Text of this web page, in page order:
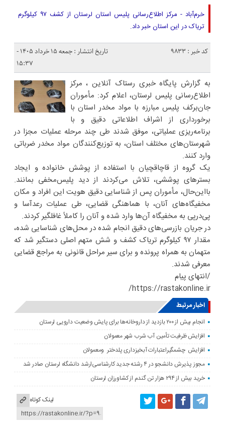
خرم‌آباد - مرکز اطلاع‌رسانی پلیس استان لرستان از کشف ۹۷ کیلوگرم
تریاک در این استان خبر داد.
کد خبر : 9833
تاریخ انتشار : جمعه ۱۵ خرداد ۱۴۰۵ -
۱۵:۳۷
به گزارش پایگاه خبری رستاک آنلاین ، مرکز
اطلاع‌رسانی پلیس لرستان، اعلام کرد: مأموران
جان‌برکف پلیس مبارزه با مواد مخدر استان با
برخورداری از اشراف اطلاعاتی دقیق و با
برنامه‌ریزی عملیاتی، موفق شدند طی چند مرحله عملیات مجزا در
شهرستان‌های مختلف استان، به توزیع‌کنندگان مواد مخدر ضرباتی
وارد کنند.
یک گروه از قاچاقچیان با استفاده از پوشش خانواده و ایجاد
بسترهای پوششی، تلاش می‌کردند از دید پلیس‌مخفی بمانند.
بااین‌حال، مأموران پس از شناسایی دقیق هویت این افراد و مکان
مخفیگاه‌های آنان، با هماهنگی قضایی، طی عملیات رعدآسا و
پی‌درپی به مخفیگاه آن‌ها وارد شده و آنان را کاملاً غافلگیر کردند.
در جریان بازرسی‌های دقیق انجام شده در محل‌های شناسایی شده،
مقدار ۹۷ کیلوگرم تریاک کشف و شش متهم اصلی دستگیر شد که
متهمان به همراه پرونده و برای سیر مراحل قانونی به مراجع قضایی
معرفی شدند.
/انتهای پیام
https://rastakonline.ir/
اخبار مرتبط
انجام بیش از ۲۰۰ بازدید از داروخانه‌ها برای پایش وضعیت دارویی لرستان
افزایش ظرفیت تأمین آب شرب شهر معمولان
افزایش چشمگیراعتبارات آبخیزداری پلدختر ومعمولان
مجوز پذیرش دانشجو در ۴ رشته جدید کارشناسی‌ارشد دانشگاه لرستان صادر شد
خرید بیش از ۲۹۴ هزار تن گندم از کشاورزان لرستان
لینک کوتاه